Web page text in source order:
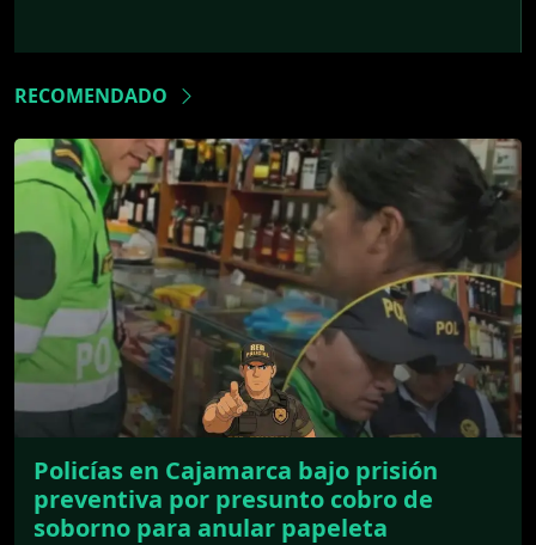
RECOMENDADO
Policías en Cajamarca bajo prisión
preventiva por presunto cobro de
soborno para anular papeleta